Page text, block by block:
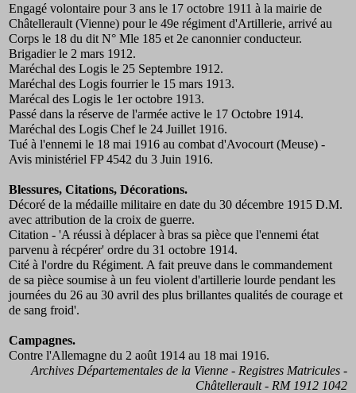
Engagé volontaire pour 3 ans le 17 octobre 1911 à la mairie de
Châtellerault (Vienne) pour le 49e régiment d'Artillerie, arrivé au
Corps le 18 du dit N° Mle 185 et 2e canonnier conducteur.
Brigadier le 2 mars 1912.
Maréchal des Logis le 25 Septembre 1912.
Maréchal des Logis fourrier le 15 mars 1913.
Marécal des Logis le 1er octobre 1913.
Passé dans la réserve de l'armée active le 17 Octobre 1914.
Maréchal des Logis Chef le 24 Juillet 1916.
Tué à l'ennemi le 18 mai 1916 au combat d'Avocourt (Meuse) -
Avis ministériel FP 4542 du 3 Juin 1916.
Blessures, Citations, Décorations.
Décoré de la médaille militaire en date du 30 décembre 1915 D.M.
avec attribution de la croix de guerre.
Citation - 'A réussi à déplacer à bras sa pièce que l'ennemi état
parvenu à récpérer' ordre du 31 octobre 1914.
Cité à l'ordre du Régiment. A fait preuve dans le commandement
de sa pièce soumise à un feu violent d'artillerie lourde pendant les
journées du 26 au 30 avril des plus brillantes qualités de courage et
de sang froid'.
Campagnes.
Contre l'Allemagne du 2 août 1914 au 18 mai 1916.
Archives Départementales de la Vienne - Registres Matricules -
Châtellerault - RM 1912 1042